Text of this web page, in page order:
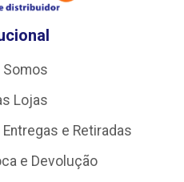
Somos
Lojas
e Retiradas
e Devolução